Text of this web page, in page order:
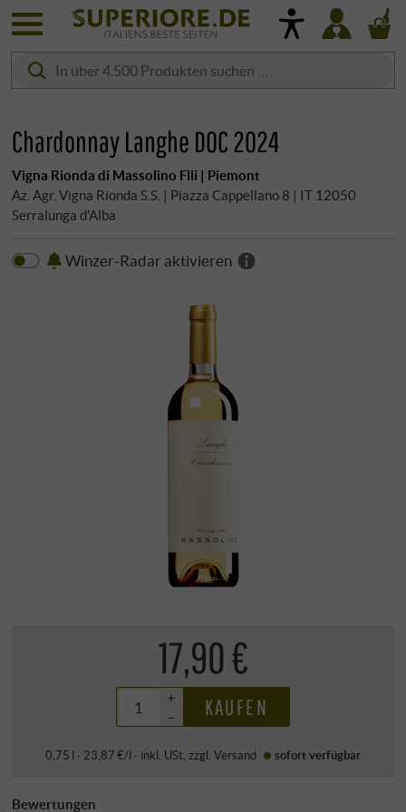
Chardonnay Langhe DOC 2024
Vigna Rionda di Massolino Flli | Piemont
Az. Agr. Vigna Rionda S.S. | Piazza Cappellano 8 | IT 12050
Serralunga d'Alba
Winzer-Radar aktivieren
17,90 €
+
–
KAUFEN
0,75 l · 23,87 €/l · inkl. USt , zzgl.Versand sofort verfügbar
Bewertungen